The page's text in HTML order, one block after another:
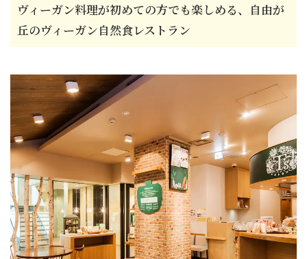
ヴィーガン料理が初めての方でも楽しめる、自由が
丘のヴィーガン自然食レストラン